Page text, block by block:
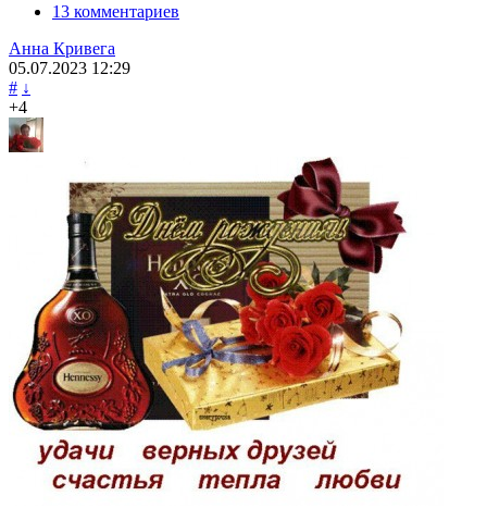
13 комментариев
Анна Кривега
05.07.2023 12:29
# ↓
+4